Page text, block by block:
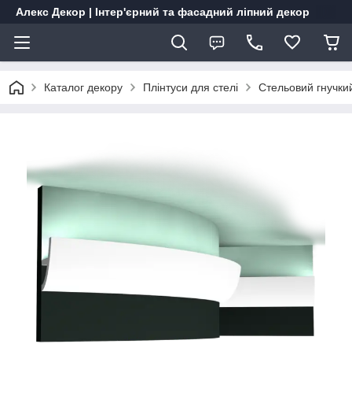
Алекс Декор | Інтер'єрний та фасадний ліпний декор
Каталог декору Плінтуси для стелі Стельовий